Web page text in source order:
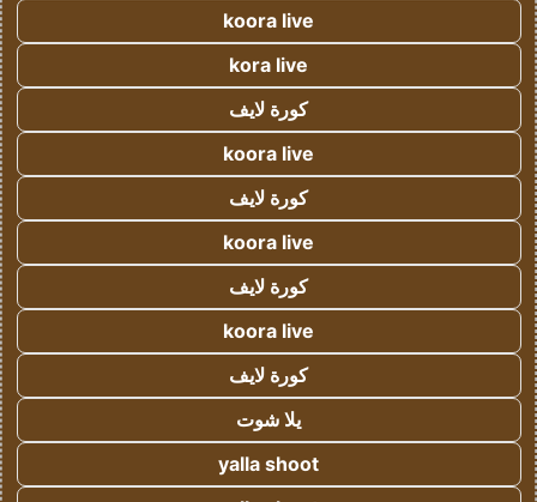
koora live
kora live
كورة لايف
koora live
كورة لايف
koora live
كورة لايف
koora live
كورة لايف
يلا شوت
yalla shoot